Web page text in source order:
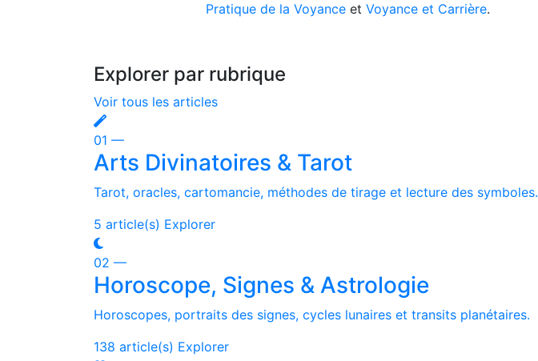
Pratique de la Voyance et Voyance et Carrière.
Explorer par rubrique
Voir tous les articles
01 —
Arts Divinatoires & Tarot
Tarot, oracles, cartomancie, méthodes de tirage et lecture des symboles.
5 article(s) Explorer
02 —
Horoscope, Signes & Astrologie
Horoscopes, portraits des signes, cycles lunaires et transits planétaires.
138 article(s) Explorer